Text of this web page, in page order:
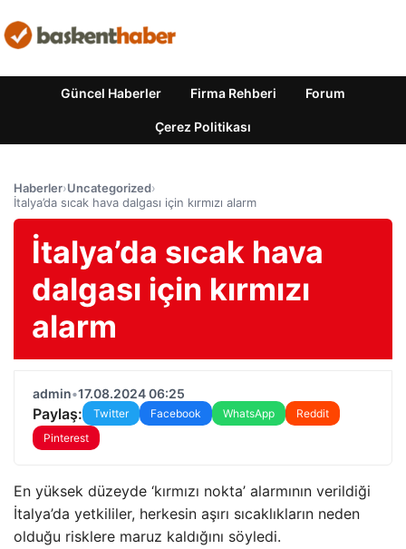
Güncel Haberler Firma Rehberi Forum
Çerez Politikası
Haberler›Uncategorized›
İtalya’da sıcak hava dalgası için kırmızı alarm
İtalya’da sıcak hava
dalgası için kırmızı
alarm
admin•17.08.2024 06:25
Paylaş: Twitter Facebook WhatsApp
Reddit
Pinterest
En yüksek düzeyde ‘kırmızı nokta’ alarmının verildiği
İtalya’da yetkililer, herkesin aşırı sıcaklıkların neden
olduğu risklere maruz kaldığını söyledi.